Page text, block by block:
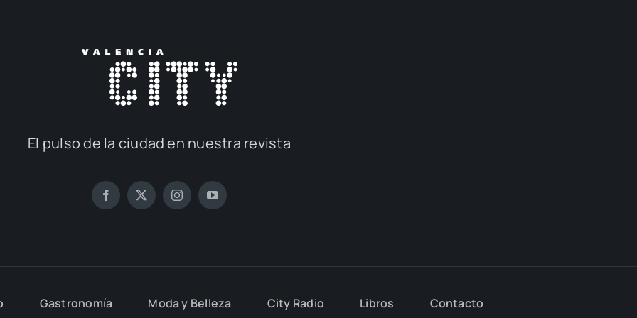
El pul­so de la ciu­dad en nues­tra revis­ta
Gas­tro­no­mía Moda y Belle­za City Radio Libros Con­tac­to